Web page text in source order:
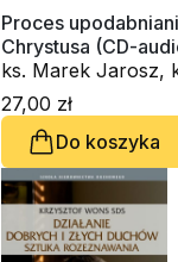
Proces
Chrystusa (CD-
ks. Marek Jarosz,
Kot, ks. Janusz
ks. Krzysztof Wons
ks. Tomasz
27,00 zł
Do koszyka